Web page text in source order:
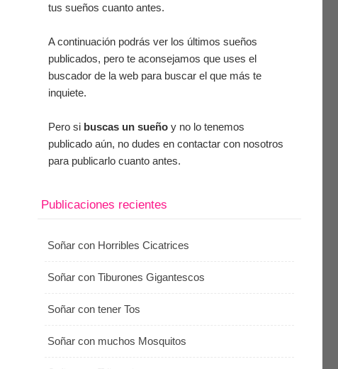
tus sueños cuanto antes.
A continuación podrás ver los últimos sueños
publicados, pero te aconsejamos que uses el
buscador de la web para buscar el que más te
inquiete.
Pero si buscas un sueño y no lo tenemos
publicado aún, no dudes en contactar con nosotros
para publicarlo cuanto antes.
Publicaciones recientes
Soñar con Horribles Cicatrices
Soñar con Tiburones Gigantescos
Soñar con tener Tos
Soñar con muchos Mosquitos